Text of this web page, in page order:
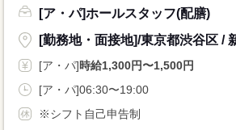
[ア・パ]ホールスタッフ(配膳)
[勤務地・面接地]/東京都渋谷区 /
[ア・パ]時給1,300円〜1,500円
[ア・パ]06:30〜19:00
※シフト自己申告制